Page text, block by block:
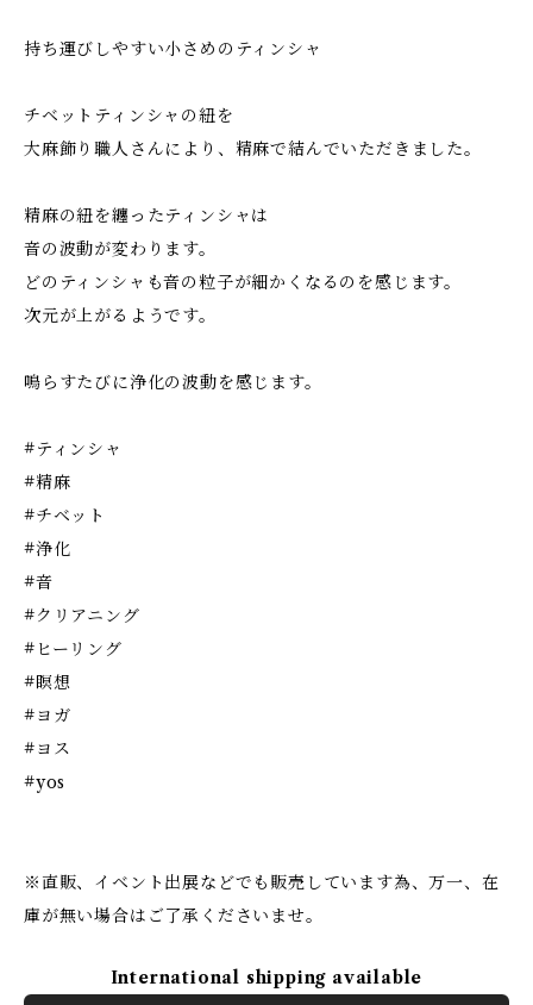
持ち運びしやすい小さめのティンシャ
チベットティンシャの紐を
大麻飾り職人さんにより、精麻で結んでいただきました。
精麻の紐を纏ったティンシャは
音の波動が変わります。
どのティンシャも音の粒子が細かくなるのを感じます。
次元が上がるようです。
鳴らすたびに浄化の波動を感じます。
#ティンシャ
#精麻
#チベット
#浄化
#音
#クリアニング
#ヒーリング
#瞑想
#ヨガ
#ヨス
#yos
※直販、イベント出展などでも販売しています為、万一、在
庫が無い場合はご了承くださいませ。
International shipping available